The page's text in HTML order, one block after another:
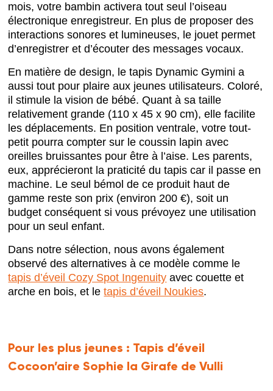
mois, votre bambin activera tout seul l’oiseau
électronique enregistreur. En plus de proposer des
interactions sonores et lumineuses, le jouet permet
d’enregistrer et d’écouter des messages vocaux.
En matière de design, le tapis Dynamic Gymini a
aussi tout pour plaire aux jeunes utilisateurs. Coloré,
il stimule la vision de bébé. Quant à sa taille
relativement grande (110 x 45 x 90 cm), elle facilite
les déplacements. En position ventrale, votre tout-
petit pourra compter sur le coussin lapin avec
oreilles bruissantes pour être à l’aise. Les parents,
eux, apprécieront la praticité du tapis car il passe en
machine. Le seul bémol de ce produit haut de
gamme reste son prix (environ 200 €), soit un
budget conséquent si vous prévoyez une utilisation
pour un seul enfant.
Dans notre sélection, nous avons également
observé des alternatives à ce modèle comme le
tapis d’éveil Cozy Spot Ingenuity avec couette et
arche en bois, et letapis d’éveil Noukies.
Pour les plus jeunes : Tapis d’éveil
Cocoon’aire Sophie la Girafe de Vulli